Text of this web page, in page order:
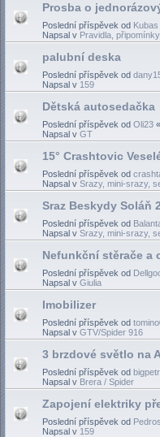
Prosba o
Poslední příspěvek od Kubas
Napsal v Pravidla,
palubní deska
Poslední příspěvek od
Napsal v 159
Dětská autosedačka
Poslední příspěvek od Oli23 «
Napsal v GT
15° Crashtovic
Poslední příspěvek od
Napsal v Srazy, mini-srazy,
Sraz Beskydy Soláň
Poslední příspěvek od
Napsal v Srazy, mini-srazy,
Nefunkční stěrače a
Poslední příspěvek od
Napsal v Giulia
Imobilizer
Poslední příspěvek od
Napsal v GTV/Spider 916
3 brzdové světlo na
Poslední příspěvek od bigpetr
Napsal v Brera / Spider
Zapojení elektriky
Poslední příspěvek od
Napsal v 159